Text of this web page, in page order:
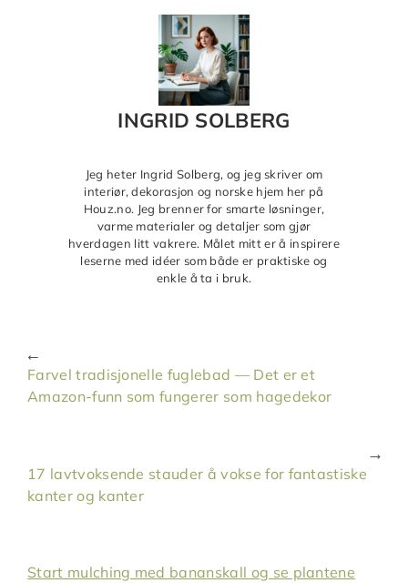
INGRID SOLBERG
Jeg heter Ingrid Solberg, og jeg skriver om
interiør, dekorasjon og norske hjem her på
Houz.no. Jeg brenner for smarte løsninger,
varme materialer og detaljer som gjør
hverdagen litt vakrere. Målet mitt er å inspirere
leserne med idéer som både er praktiske og
enkle å ta i bruk.
Farvel tradisjonelle fuglebad — Det er et
Amazon-funn som fungerer som hagedekor
17 lavtvoksende stauder å vokse for fantastiske
kanter og kanter
Start mulching med bananskall og se plantene